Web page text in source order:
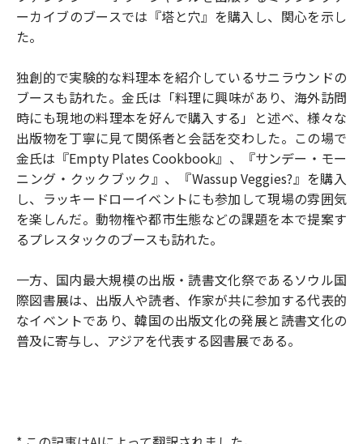
ーカイブのブースでは『塔と穴』を購入し、関心を示し
た。
独創的で実験的な料理本を紹介しているサニラウンドの
ブースも訪れた。金氏は「料理に興味があり、海外訪問
時にも現地の料理本を好んで購入する」と述べ、様々な
出版物を丁寧に見て関係者と会話を交わした。この場で
金氏は『Empty Plates Cookbook』、『サンデー・モー
ニング・クックブック』、『Wassup Veggies?』を購入
し、ラッキードローイベントにも参加して現場の雰囲気
を楽しんだ。動物権や都市生態などの課題を本で提案す
るプレスタックのブースも訪れた。
一方、国内最大規模の出版・読書文化祭であるソウル国
際図書展は、出版人や読者、作家が共に参加する代表的
なイベントであり、韓国の出版文化の発展と読書文化の
普及に寄与し、アジアを代表する図書展である。